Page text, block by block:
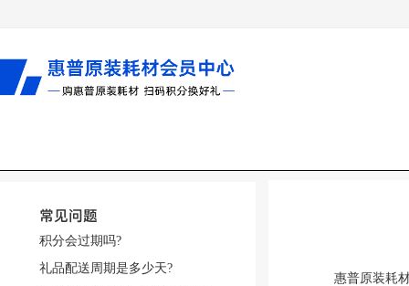
常见问题
积分会过期吗?
礼品配送周期是多少天?
惠普原装耗